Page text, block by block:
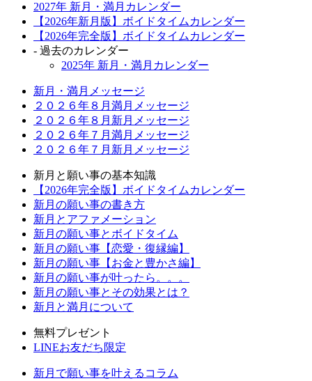
2027年 新月・満月カレンダー
【2026年新月版】ボイドタイムカレンダー
【2026年完全版】ボイドタイムカレンダー
- 過去のカレンダー
2025年 新月・満月カレンダー
新月・満月メッセージ
２０２６年８月満月メッセージ
２０２６年８月新月メッセージ
２０２６年７月満月メッセージ
２０２６年７月新月メッセージ
新月と願い事の基本知識
【2026年完全版】ボイドタイムカレンダー
新月の願い事の書き方
新月とアファメーション
新月の願い事とボイドタイム
新月の願い事【恋愛・復縁編】
新月の願い事【お金と豊かさ編】
新月の願い事が叶ったら。。。
新月の願い事とその効果とは？
新月と満月について
無料プレゼント
LINEお友だち限定
新月で願い事を叶えるコラム